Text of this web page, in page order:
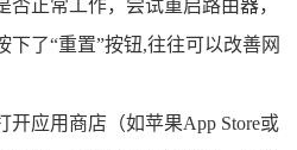
否正常工作，尝试重启路由器，
下了“重置”按钮,往往可以改善网
开应用商店（如苹果App Store或